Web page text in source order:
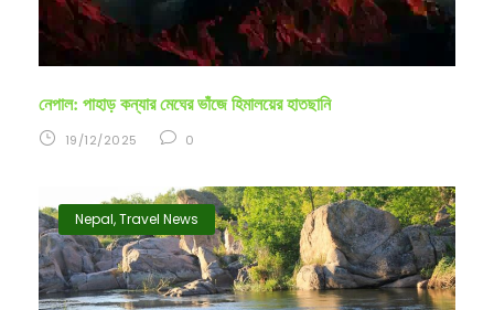
নেপাল: পাহাড় কন্যার মেঘের ভাঁজে হিমালয়ের হাতছানি
19/12/2025 0
Nepal,Travel News